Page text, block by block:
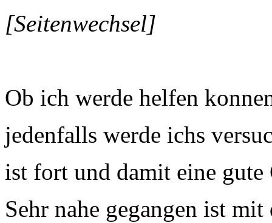
[Seitenwechsel]
Ob ich werde helfen
jedenfalls werde ichs
ist fort und damit eine gute
Sehr nahe gegangen ist